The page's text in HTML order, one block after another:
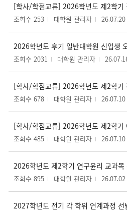
조회수 253 대학원 관리자 26.07.20
2026학년도 후기 일반대학원 신입생
조회수 2031 대학원 관리자
조회수 678 대학원 관리자 26.07.10
조회수 485 대학원 관리자 26.07.10
2026학년도 제2학기 연구윤리 교과목
조회수 895 대학원 관리자 26.07.02